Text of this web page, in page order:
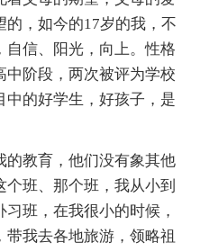
的，如今的17岁的我，不
自信、阳光，向上。性格
中阶段，两次被评为学校
中的好学生，好孩子，是
的教育，他们没有象其他
班、那个班，我从小到
班，在我很小的时候，
我去各地旅游，领略祖